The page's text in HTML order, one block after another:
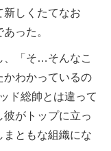
新しくたてなお
った。
、「そ…そんなこ
かわかっているの
ド総帥とは違って
がトップに立っ
まともな組織にな